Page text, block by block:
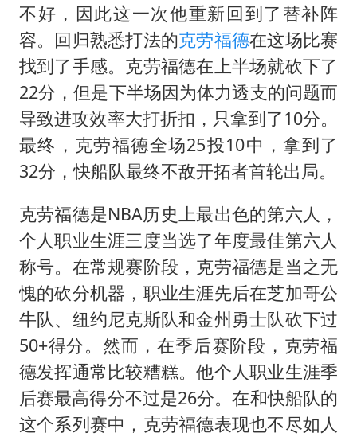
如何把百年大党建设得更加坚强有力
乘客脱鞋散发异味 司机提醒反被怼
日本籍女网红在韩直播时自杀身亡
太阳表面最高分辨率图像来了
余承东口误将24999元电脑报成2499
不好，因此这一次他重新回到了替补阵
容。回归熟悉打法的克劳福德在这场比赛
找到了手感。克劳福德在上半场就砍下了
22分，但是下半场因为体力透支的问题而
导致进攻效率大打折扣，只拿到了10分。
最终，克劳福德全场25投10中，拿到了
32分，快船队最终不敌开拓者首轮出局。
克劳福德是NBA历史上最出色的第六人，
个人职业生涯三度当选了年度最佳第六人
称号。在常规赛阶段，克劳福德是当之无
愧的砍分机器，职业生涯先后在芝加哥公
牛队、纽约尼克斯队和金州勇士队砍下过
50+得分。然而，在季后赛阶段，克劳福
德发挥通常比较糟糕。他个人职业生涯季
后赛最高得分不过是26分。在和快船队的
这个系列赛中，克劳福德表现也不尽如人